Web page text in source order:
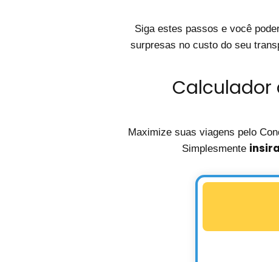
Siga estes passos e você
surpresas no custo do seu
Calculador
Maximize suas viagens pelo
Simplesmente